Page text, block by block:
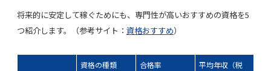
将来的に安定して稼ぐためにも、 専門性が高いおすすめの資格を5
つ紹介します。（参考サイト： 資格おすすめ）
資格の種類 合格率
平均年収（税